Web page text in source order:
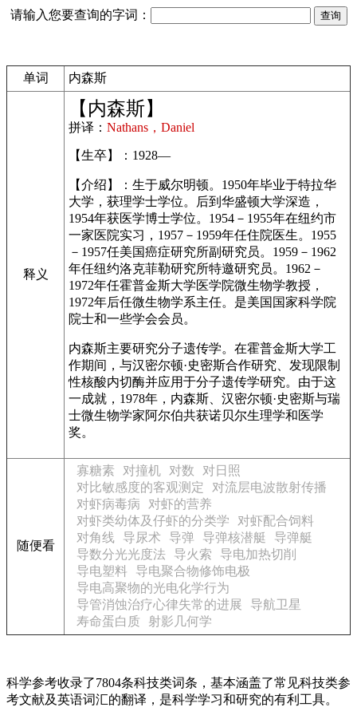
请输入您要查询的字词：
单词 内森斯
释义
【内森斯】
拼译： Nathans，Daniel
【生卒】：1928—
【介绍】：生于威尔明顿。1950年毕业于特拉华
大学，获理学士学位。后到华盛顿大学深造，
1954年获医学博士学位。1954－1955年在纽约市
一家医院实习，1957－1959年任住院医生。1955
－1957任美国癌症研究所副研究员。1959－1962
年任纽约洛克菲勒研究所特邀研究员。1962－
1972年任霍普金斯大学医学院微生物学教授，
1972年后任微生物学系主任。是美国国家科学院
院士和一些学会会员。
内森斯主要研究分子遗传学。在霍普金斯大学工
作期间，与汉密尔顿·史密斯合作研究、发现限制
性核酸内切酶并应用于分子遗传学研究。由于这
一成就，1978年，内森斯、汉密尔顿·史密斯与瑞
士微生物学家阿尔伯共获诺贝尔生理学和医学
奖。
随便看
寡糖素 对撞机 对数
对日照
对比敏感度的客观测定
对流层电波散射传播
对虾病毒病
对虾的营养
对虾类幼体及仔虾的分类学
对虾配合饲料
对角线
导尿术 导弹 导弹核潜艇
导弹艇
导数分光光度法
导火索
导电加热切削
导电塑料
导电聚合物修饰电极
导电高聚物的光电化学行为
导管消蚀治疗心律失常的进展
导航卫星
寿命蛋白质
射影几何学
科学参考收录了7804条科技类词条，基本涵盖了常见科技类参
考文献及英语词汇的翻译，是科学学习和研究的有利工具。